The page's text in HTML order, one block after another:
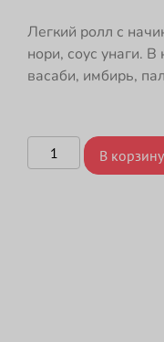
Легкий ролл с
нори, соус унаги.
васаби, имбирь,
В корзину